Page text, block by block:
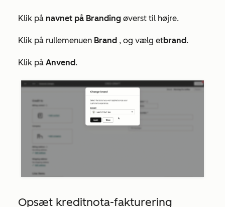
Klik på navnet på Branding øverst til højre.
Klik på rullemenuen Brand , og vælg etbrand.
Klik på Anvend.
Opsæt kreditnota-fakturering